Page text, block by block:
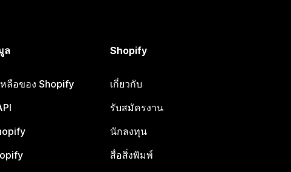
ล
ลือของ Shopify
Shopify
เกี่ยวกับ
รับสมัครงาน
นักลงทุน
สื่อสิ่งพิมพ์